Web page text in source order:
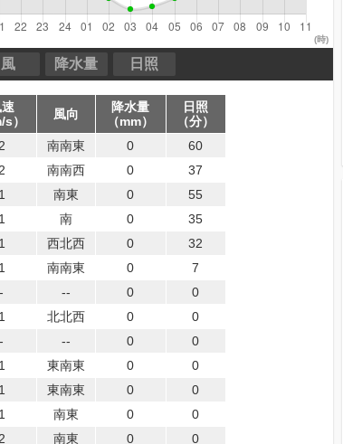
(時)
風 降水量 日照
s）
風向
降水量
（mm）
日照
（分）
2 南南東 0
60
2 南南西 0
37
1 南東 0
55
1 南 0
35
1 西北西 0
32
1 南南東 0
7
- -- 0
0
1 北北西 0
0
- -- 0
0
1 東南東 0
0
1 東南東 0
0
1 南東 0
0
2 南東 0
0